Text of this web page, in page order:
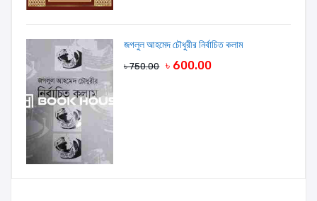
জগলুল আহমেদ চৌধুরীর নির্বাচিত কলাম
৳ 750.00 ৳ 600.00